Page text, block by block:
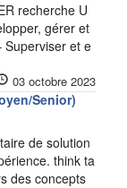
recherche U
gérer et
Superviser et e
03 octobre 2023
Senior)
de solution
think ta
des concepts